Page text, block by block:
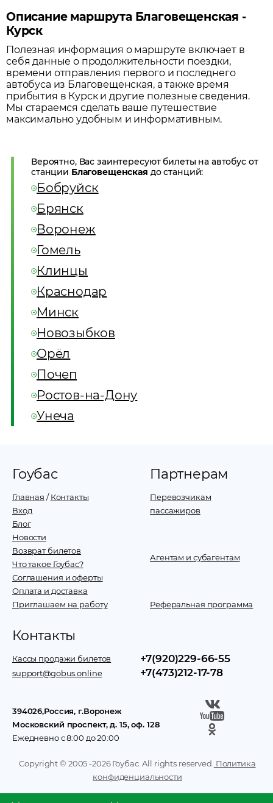
Описание маршрута Благовещенская -
Курск
Полезная информация о маршруте включает в
себя данные о продолжительности поездки,
времени отправления первого и последнего
автобуса из Благовещенская, а также время
прибытия в Курски другие полезные сведения.
Мы стараемся сделать ваше путешествие
максимально удобным и информативным.
Вероятно, Вас заинтересуют билеты на автобус от
станции Благовещенская до станций:
Бобруйск
Брянск
Воронеж
Гомель
Клинцы
Краснодар
Минск
Новозыбков
Орёл
Почеп
Ростов-на-Дону
Унеча
Гоубас
Главная /Контакты
Вход
Блог
Новости
Возврат билетов
Что такое Гоубас?
Соглашения и оферты
Оплата и доставка
Приглашаем на работу
Партнерам
Перевозчикам
пассажиров
Агентам и субагентам
Реферальная программа
Контакты
Кассы продажи билетов
support@gobus.online
+7(920)229-66-55
+7(473)212-17-78
394026,Россия, г.Воронеж
Московский проспект, д. 15, оф. 128
Ежедневно с 8:00 до 20:00
Copyright © 2005 -2026Гоубас. All rights reserved. Политика
конфиденциальности